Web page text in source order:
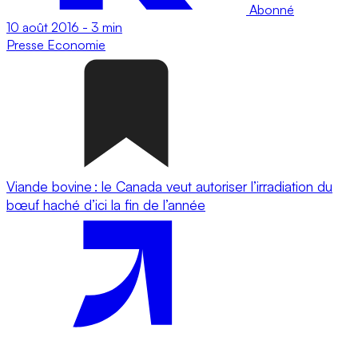
Abonné
10 août 2016 - 3 min
Presse Economie
Viande bovine : le Canada veut autoriser l’irradiation du
bœuf haché d’ici la fin de l’année